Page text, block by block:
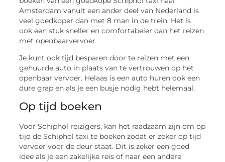
Amsterdam vanuit een ander deel van Nederland is
veel goedkoper dan met 8 man in de trein. Het is
ook een stuk sneller en comfortabeler dan het reizen
met openbaarvervoer
Je kunt ook tijd besparen door te reizen met een
gehuurde auto in plaats van te vertrouwen op het
openbaar vervoer. Helaas is een auto huren ook een
dure grap en als je een busje nodig hebt helemaal.
Op tijd boeken
Voor Schiphol reizigers, kan het raadzaam zijn om op
tijd de Schiphol taxi te boeken zodat er zeker op tijd
vervoer voor de deur staat. Dit is zeker een goed
idee als je een zakelijke reis of naar een andere